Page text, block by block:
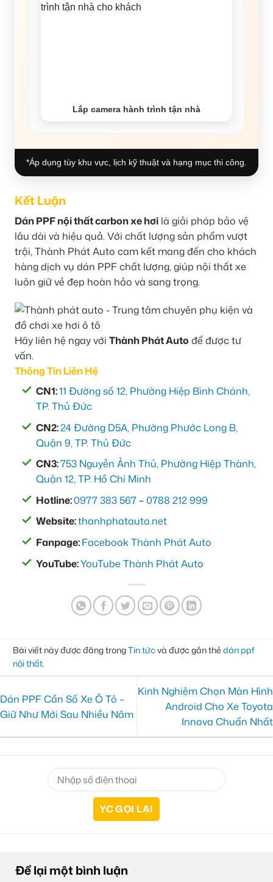
Lắp camera hành trình tận nhà
*Áp dụng tùy khu vực, lịch kỹ thuật và hạng mục thi công.
Kết Luận
Dán PPF nội thất carbon xe hơi là giải pháp bảo vệ
lâu dài và hiệu quả. Với chất lượng sản phẩm vượt
trội, Thành Phát Auto cam kết mang đến cho khách
hàng dịch vụ dán PPF chất lượng, giúp nội thất xe
luôn giữ vẻ đẹp hoàn hảo và sang trọng.
Hãy liên hệ ngay với Thành Phát Auto để được tư
vấn.
Thông Tin Liên Hệ
CN1:11 Đường số 12, Phường Hiệp Bình Chánh,
TP. Thủ Đức
CN2:24 Đường D5A, Phường Phước Long B,
Quận 9, TP. Thủ Đức
CN3:753 Nguyễn Ảnh Thủ, Phường Hiệp Thành,
Quận 12, TP. Hồ Chí Minh
Hotline:0977 383 567 –0788 212 999
Website:thanhphatauto.net
Fanpage:Facebook Thành Phát Auto
YouTube:YouTube Thành Phát Auto
Bài viết này được đăng trongTin tứcvà được gắn thẻ dán ppf
nội thất
Dán PPF Cần Số Xe Ô Tô –
Giữ Như Mới Sau Nhiều Năm
Kinh Nghiệm Chọn Màn Hình
Android Cho Xe Toyota
Innova Chuẩn Nhất
Để lại một bình luận